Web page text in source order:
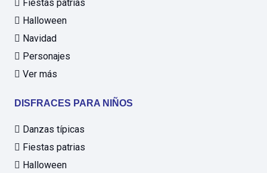
Fiestas patrias
Halloween
Navidad
Personajes
Ver más
DISFRACES PARA NIÑOS
Danzas típicas
Fiestas patrias
Halloween